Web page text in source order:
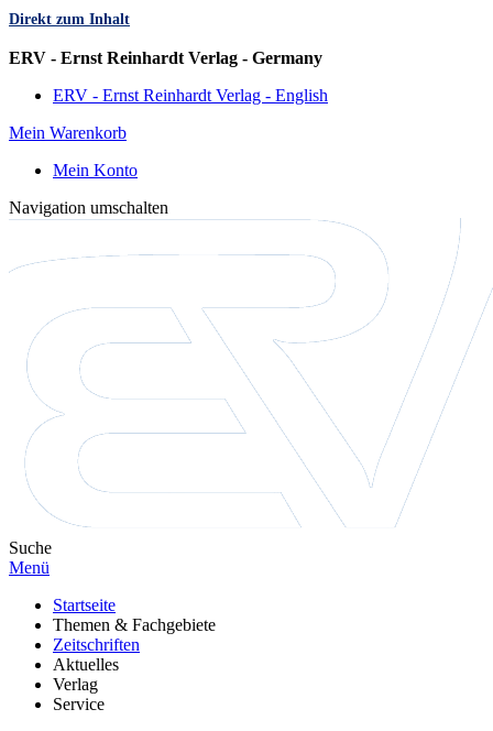
Direkt zum Inhalt
ERV - Ernst Reinhardt Verlag - Germany
ERV - Ernst Reinhardt Verlag - English
Mein Warenkorb
Mein Konto
Navigation umschalten
Suche
Menü
Startseite
Themen & Fachgebiete
Zeitschriften
Aktuelles
Verlag
Service